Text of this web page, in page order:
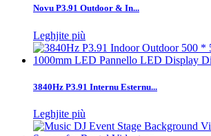
Novu P3.91 Outdoor & In...
Leghjite più
3840Hz P3.91 Internu Esternu...
Leghjite più